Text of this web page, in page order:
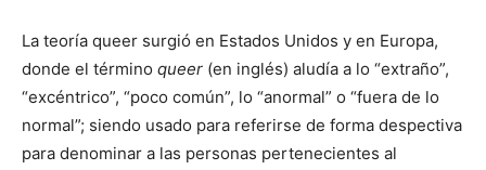
La teoría queer surgió en Estados Unidos y en Europa,
donde el término queer (en inglés) aludía a lo “extraño”,
“excéntrico”, “poco común”, lo “anormal” o “fuera de lo
normal”; siendo usado para referirse de forma despectiva
para denominar a las personas pertenecientes al